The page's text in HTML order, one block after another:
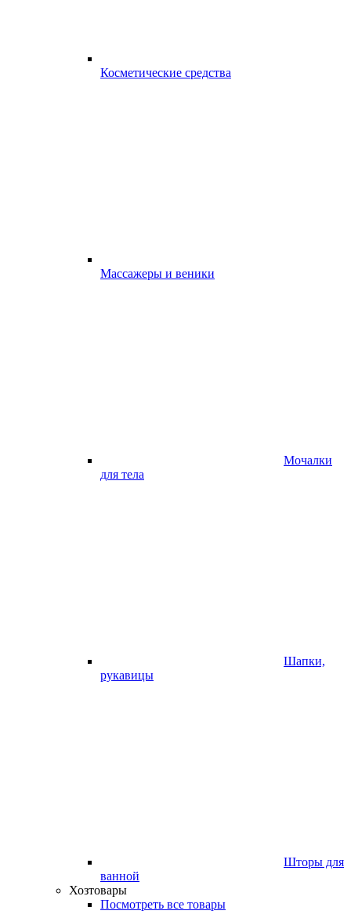
Косметические средства
Массажеры и веники
Мочалки
для тела
Шапки,
рукавицы
Шторы для
ванной
Хозтовары
Посмотреть все товары